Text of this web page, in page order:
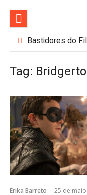
conteúdo
Tag:
Erika Barreto 25 de